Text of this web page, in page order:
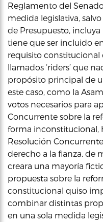
Reglamento del
medida legislativa,
de Presupuesto, incluya
tiene que ser incluido
requisito constitucional
llamados ‘riders’ que
propósito principal de
este caso, como la
votos necesarios para
Concurrente sobre la
forma inconstitucional,
Resolución
derecho a la fianza, de
creara una mayoría
propuesta sobre la
constitucional quiso
combinar distintas
en una sola medida